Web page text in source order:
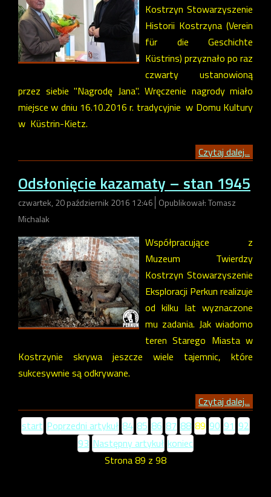
Kostrzyn Stowarzyszenie
Historii Kostrzyna (Verein
für die Geschichte
Küstrins) przyznało po raz
czwarty ustanowioną
przez siebie "Nagrodę Jana". Wręczenie nagrody miało
miejsce w dniu 16.10.2016 r. tradycyjnie w Domu Kultury
w Küstrin-Kietz.
Czytaj dalej...
Odsłonięcie kazamaty – stan 1945
czwartek, 20 październik 2016 12:46 Opublikował: Tomasz
Michalak
Współpracujące z
Muzeum Twierdzy
Kostrzyn Stowarzyszenie
Eksploracji Perkun realizuje
od kilku lat wyznaczone
mu zadania. Jak wiadomo
teren Starego Miasta w
Kostrzynie skrywa jeszcze wiele tajemnic, które
sukcesywnie są odkrywane.
Czytaj dalej...
start Poprzedni artykuł 84 85 86 87 88 89 90 91 92
93 Następny artykuł koniec
Strona 89 z 98